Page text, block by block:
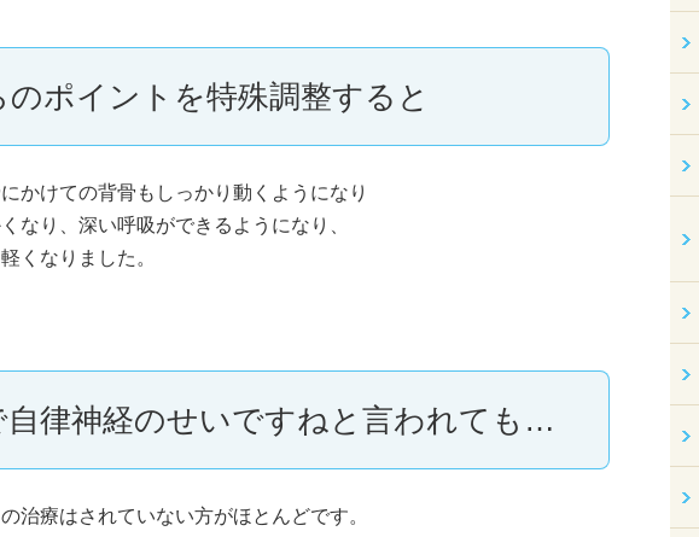
のポイントを特殊調整すると
かけての背骨もしっかり動くようになり
なり、深い呼吸ができるようになり、
くなりました。
自律神経のせいですねと言われても…
治療はされていない方がほとんどです。